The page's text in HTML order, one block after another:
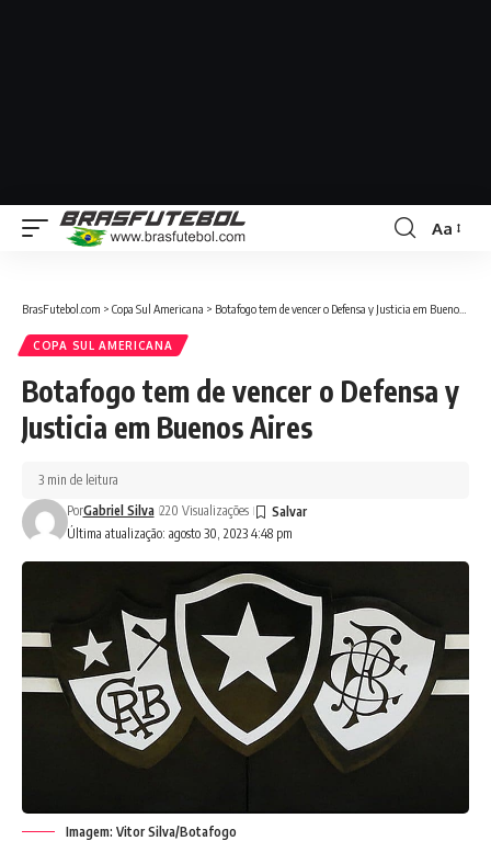
Aa
BrasFutebol.com > Copa Sul Americana > Botafogo tem de vencer o Defensa y Justicia em Buenos Aires
COPA SUL AMERICANA
Botafogo tem de vencer o Defensa y
Justicia em Buenos Aires
Última atualização: agosto 30, 2023 4:48 pm
PorGabriel Silva 220 Visualizações
3 min de leitura
Imagem: Vitor Silva/Botafogo